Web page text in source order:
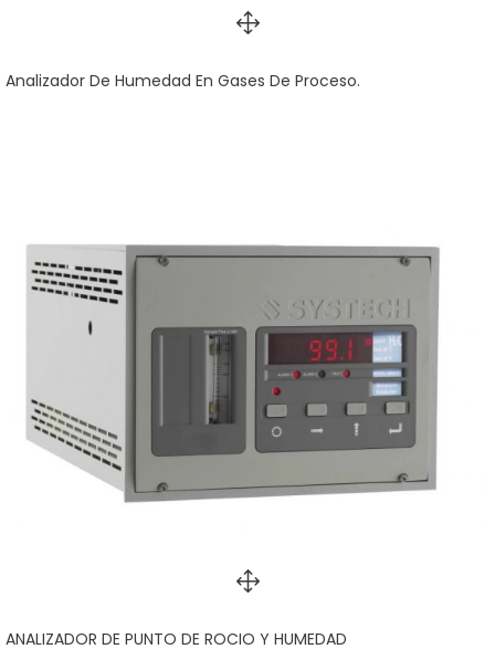
Analizador De Humedad En Gases De Proceso.
ANALIZADOR DE PUNTO DE ROCIO Y HUMEDAD